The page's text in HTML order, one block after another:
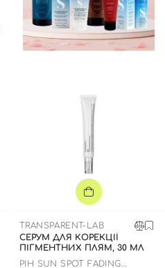
TRANSPARENT-LAB
СЕРУМ ДЛЯ КОРЕКЦІЇ
ПІГМЕНТНИХ ПЛЯМ, 30 МЛ
PIH SUN SPOT FADING